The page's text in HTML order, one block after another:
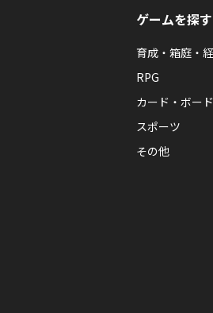
ゲームを探す
育成・箱庭・
RPG
カード・ボード
スポーツ
その他